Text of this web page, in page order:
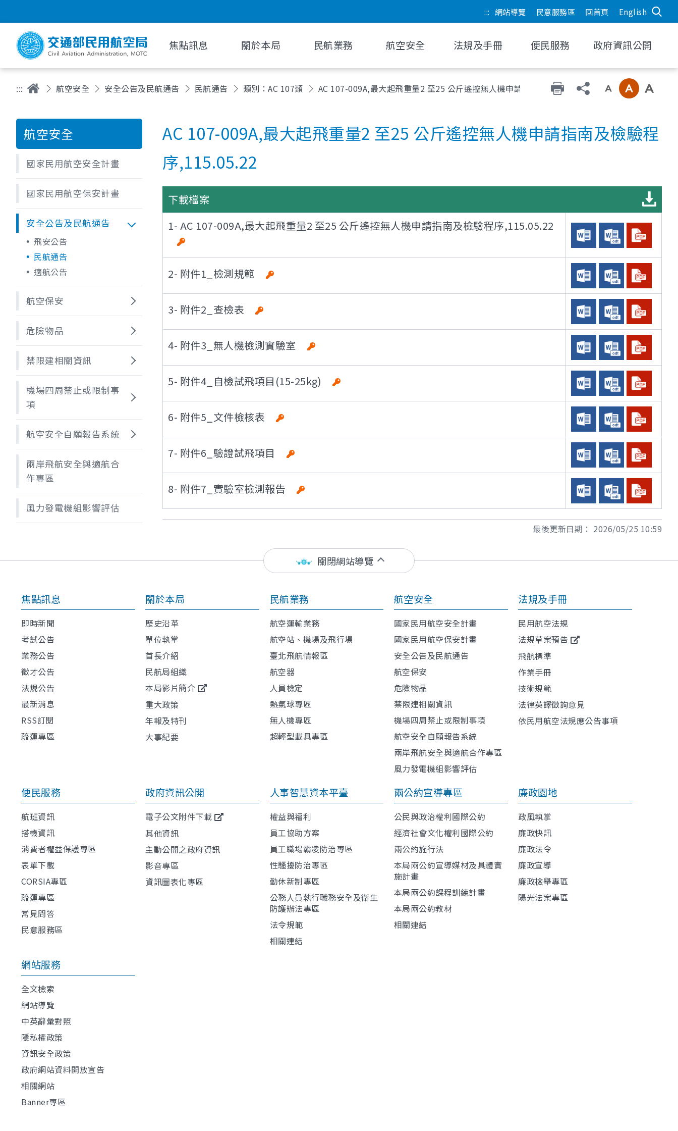
::: 網站導覽 民意服務區 回首頁 English
焦點訊息 關於本局 民航業務 航空安全 法規及手冊 便民服務 政府資訊公開
::: 航空安全 安全公告及民航通告 民航通告 類別：AC 107類 AC 107-009A,最大起飛重量2 至25 公斤遙控無人機申請指南及檢驗程序,115.05.22
航空安全
國家民用航空安全計畫
國家民用航空保安計畫
安全公告及民航通告
飛安公告
民航通告
適航公告
航空保安
危險物品
禁限建相關資訊
機場四周禁止或限制事
項
航空安全自願報告系統
兩岸飛航安全與適航合
作專區
風力發電機組影響評估
AC 107-009A,最大起飛重量2 至25 公斤遙控無人機申請指南及檢驗程
序,115.05.22
下載檔案
1- AC 107-009A,最大起飛重量2 至25 公斤遙控無人機申請指南及檢驗程序,115.05.22
2- 附件1_檢測規範
3- 附件2_查檢表
4- 附件3_無人機檢測實驗室
5- 附件4_自檢試飛項目(15-25kg)
6- 附件5_文件檢核表
7- 附件6_驗證試飛項目
8- 附件7_實驗室檢測報告
最後更新日期： 2026/05/25 10:59
關閉網站導覽
焦點訊息
即時新聞
考試公告
業務公告
徵才公告
法規公告
最新消息
RSS訂閱
疏運專區
關於本局
歷史沿革
單位執掌
首長介紹
民航局組織
本局影片簡介
重大政策
年報及特刊
大事紀要
民航業務
航空運輸業務
航空站、機場及飛行場
臺北飛航情報區
航空器
人員檢定
熱氣球專區
無人機專區
超輕型載具專區
航空安全
國家民用航空安全計畫
國家民用航空保安計畫
安全公告及民航通告
航空保安
危險物品
禁限建相關資訊
機場四周禁止或限制事項
航空安全自願報告系統
兩岸飛航安全與適航合作專區
風力發電機組影響評估
法規及手冊
民用航空法規
法規草案預告
飛航標準
作業手冊
技術規範
法律英譯徵詢意見
依民用航空法規應公告事項
便民服務
航班資訊
搭機資訊
消費者權益保護專區
表單下載
CORSIA專區
疏運專區
常見問答
民意服務區
政府資訊公開
電子公文附件下載
其他資訊
主動公開之政府資訊
影音專區
資訊圖表化專區
人事智慧資本平臺
權益與福利
員工協助方案
員工職場霸凌防治專區
性騷擾防治專區
勤休新制專區
公務人員執行職務安全及衛生
防護辦法專區
法令規範
相關連結
兩公約宣導專區
公民與政治權利國際公約
經濟社會文化權利國際公約
兩公約施行法
本局兩公約宣導媒材及具體實
施計畫
本局兩公約課程訓練計畫
本局兩公約教材
相關連結
廉政園地
政風執掌
廉政快訊
廉政法令
廉政宣導
廉政檢舉專區
陽光法案專區
網站服務
全文檢索
網站導覽
中英辭彙對照
隱私權政策
資訊安全政策
政府網站資料開放宣告
相關網站
Banner專區